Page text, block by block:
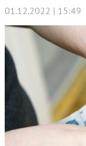
01.12.2022 | 15:49